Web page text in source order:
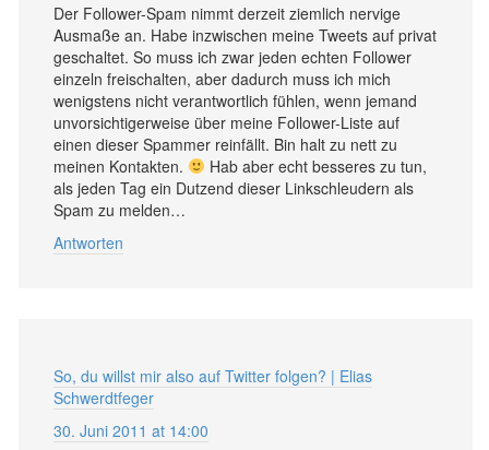
Der Follower-Spam nimmt derzeit ziemlich nervige
Ausmaße an. Habe inzwischen meine Tweets auf privat
geschaltet. So muss ich zwar jeden echten Follower
einzeln freischalten, aber dadurch muss ich mich
wenigstens nicht verantwortlich fühlen, wenn jemand
unvorsichtigerweise über meine Follower-Liste auf
einen dieser Spammer reinfällt. Bin halt zu nett zu
meinen Kontakten.
Hab aber echt besseres zu tun,
als jeden Tag ein Dutzend dieser Linkschleudern als
Spam zu melden…
Antworten
So, du willst mir also auf Twitter folgen? | Elias
Schwerdtfeger
30. Juni 2011 at 14:00